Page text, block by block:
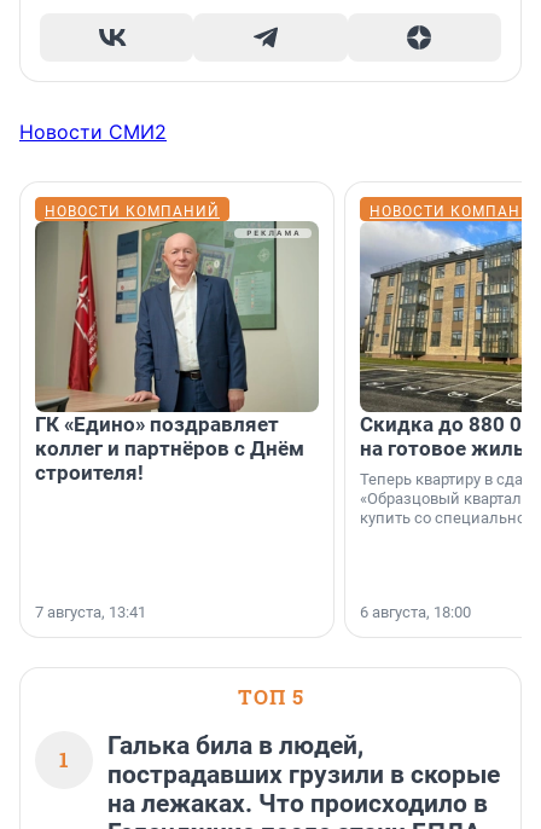
Новости СМИ2
НОВОСТИ КОМПАНИЙ
ГК «Едино» поздравляет
коллег и партнёров с Днём
строителя!
7 августа, 13:41
НОВОСТИ
Скидка до 880
на готовое
Теперь квартиру в
«Образцовый квартал
купить со специальной
6 августа, 18:00
ТОП 5
1
Галька била в людей,
пострадавших грузили в скорые
на лежаках. Что происходило в